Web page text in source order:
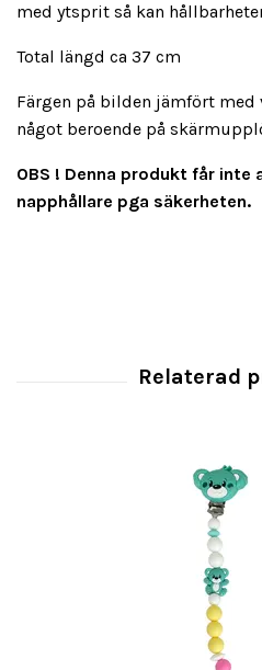
med ytsprit så kan
Total längd ca 37 cm
Färgen på bilden jämfört
något beroende på
OBS ! Denna produkt får inte
napphållare pga säkerheten.